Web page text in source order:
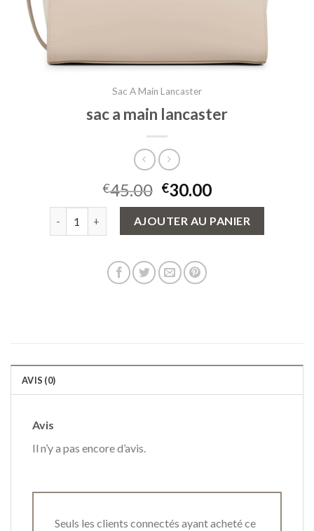
Sac A Main Lancaster
sac a main lancaster
€45.00 €30.00
quantité de sac a main lancaster
AJOUTER AU PANIER
AVIS (0)
Avis
Il n’y a pas encore d’avis.
Seuls les clients connectés ayant acheté ce